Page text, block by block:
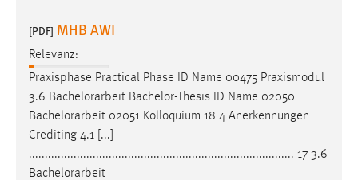
[PDF] MHB AWI
Relevanz:
Praxisphase Practical Phase ID Name 00475 Praxismodul
3.6 Bachelorarbeit Bachelor-Thesis ID Name 02050
Bachelorarbeit 02051 Kolloquium 18 4 Anerkennungen
Crediting 4.1 [...]
................................................................................... 17 3.6
Bachelorarbeit